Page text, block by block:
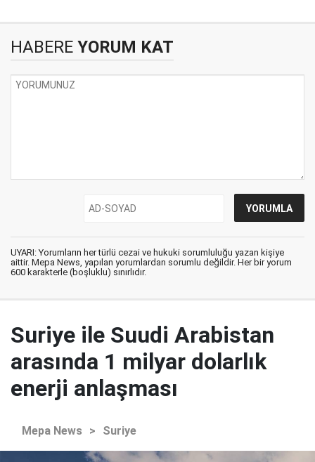
HABERE YORUM KAT
UYARI: Yorumların her türlü cezai ve hukuki sorumluluğu yazan kişiye
aittir. Mepa News, yapılan yorumlardan sorumlu değildir. Her bir yorum
600 karakterle (boşluklu) sınırlıdır.
Suriye ile Suudi Arabistan
arasında 1 milyar dolarlık
enerji anlaşması
Mepa News > Suriye